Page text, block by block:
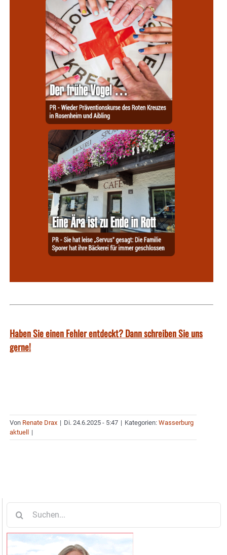
Haben Sie einen Fehler entdeckt? Dann schreiben Sie uns
gerne!
Von Renate Drax | Di. 24.6.2025 - 5:47 | Kategorien: Wasserburg
aktuell
|
nach: